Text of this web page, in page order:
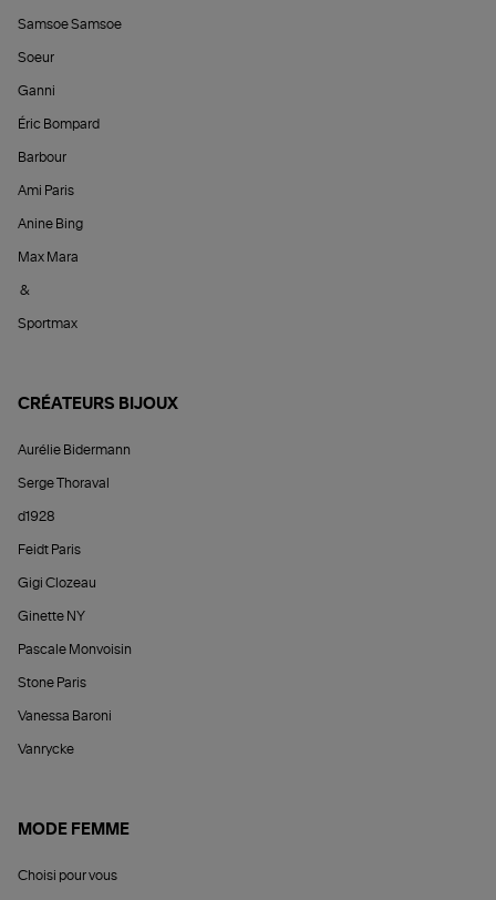
Samsoe Samsoe
Soeur
Ganni
Éric Bompard
Barbour
Ami Paris
Anine Bing
Max Mara
&
Sportmax
CRÉATEURS BIJOUX
Aurélie Bidermann
Serge Thoraval
d1928
Feidt Paris
Gigi Clozeau
Ginette NY
Pascale Monvoisin
Stone Paris
Vanessa Baroni
Vanrycke
MODE FEMME
Choisi pour vous